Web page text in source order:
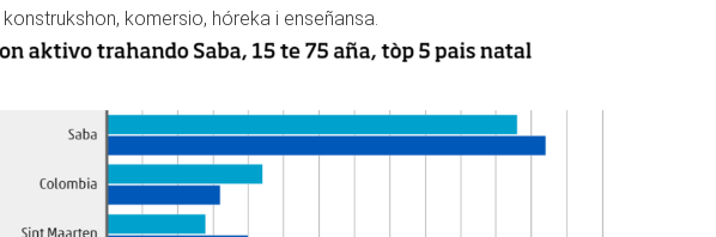
komersio, hóreka i enseñansa.